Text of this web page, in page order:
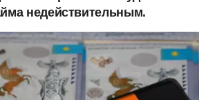
недействительным.